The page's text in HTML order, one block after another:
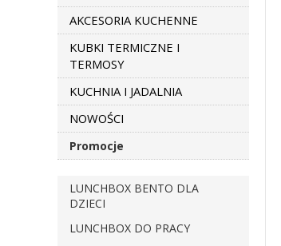
AKCESORIA KUCHENNE
KUBKI TERMICZNE I
TERMOSY
KUCHNIA I JADALNIA
NOWOŚCI
Promocje
LUNCHBOX BENTO DLA
DZIECI
LUNCHBOX DO PRACY